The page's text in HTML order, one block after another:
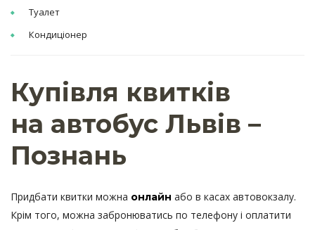
Туалет
Кондиціонер
Купівля квитків
на автобус Львів –
Познань
Придбати квитки можна онлайн або в касах автовокзалу.
Крім того, можна забронюватись по телефону і оплатити